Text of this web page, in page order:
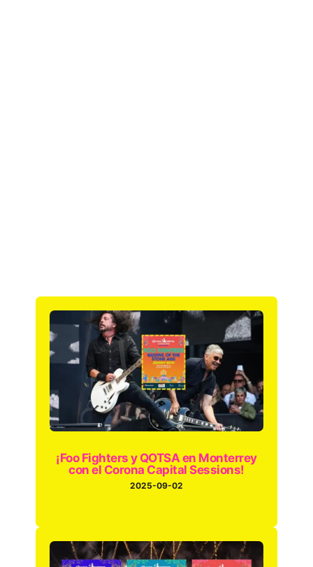
¡Foo Fighters y QOTSA en Monterrey
con el Corona Capital Sessions!
2025-09-02